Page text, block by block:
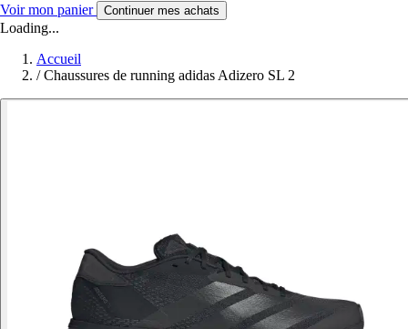
Voir mon panier Continuer mes achats
Loading...
Accueil
/ Chaussures de running adidas Adizero SL 2